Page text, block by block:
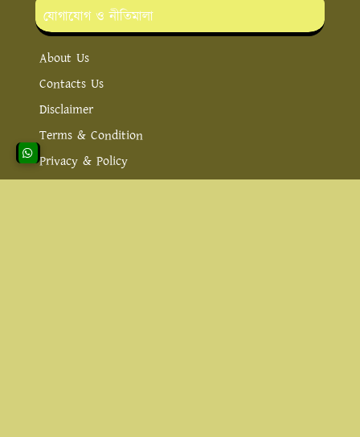
যোগাযোগ ও নীতিমালা
About Us
Contacts Us
Disclaimer
Terms & Condition
Privacy & Policy